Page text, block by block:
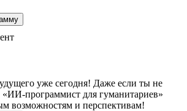
уже сегодня! Даже если ты не
«ИИ-программист для гуманитариев»
возможностям и перспективам!